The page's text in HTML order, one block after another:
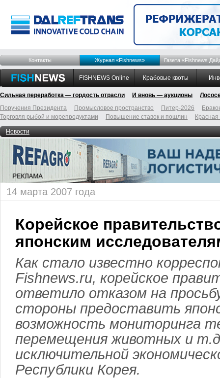
Контакты Журнал «Fishnews» Газета «Fishnews
FISHNEWS Online Крабовые квоты
Сильная переработка — гордость отрасли И вновь — аукционы
Поручения Президента
Промысловое пространство Питер-2026
Торговля рыбой и морепродуктами
Повышение ставок и пошлин
Новости
14 марта 2007 года
Корейское
японским
Как стало известно
Fishnews.ru, корейское
ответило отказом на
стороны предоставить
возможность мониторинга
перемещения животных и
исключительной
Республики Корея.